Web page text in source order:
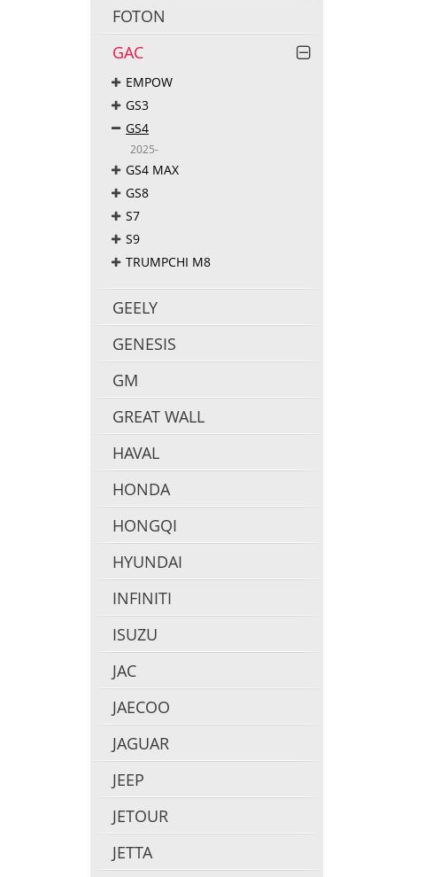
FOTON
GAC
EMPOW
GS3
GS4
2025-
GS4 MAX
GS8
S7
S9
TRUMPCHI M8
GEELY
GENESIS
GM
GREAT WALL
HAVAL
HONDA
HONGQI
HYUNDAI
INFINITI
ISUZU
JAC
JAECOO
JAGUAR
JEEP
JETOUR
JETTA